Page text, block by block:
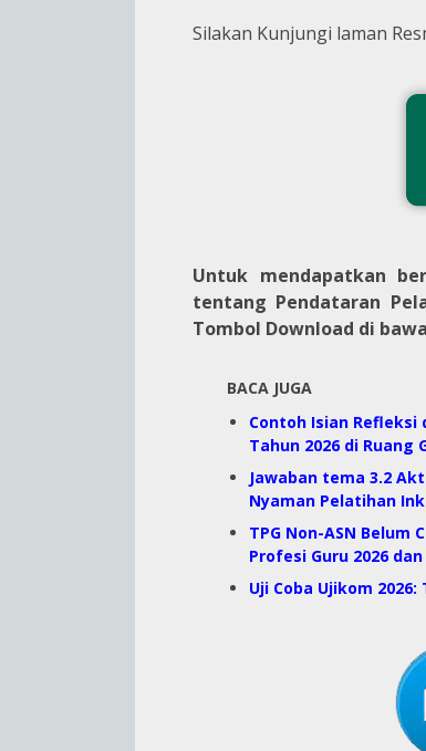
Silakan Kunjungi laman
Untuk mendapatkan
tentang Pendataran
Tombol Download di
BACA JUGA
Contoh Isian Refleksi
Tahun 2026 di Ruang
Jawaban tema 3.2
Nyaman Pelatihan
TPG Non-ASN Belum
Profesi Guru 2026
Uji Coba Ujikom